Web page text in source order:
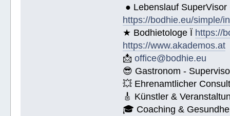
● Lebenslauf
https://bodhie.eu/simple/
★ Bodhietologe Ï https://
https://www.akademos.at
📩office@bodhie.eu
😎 Gastronom -
💥 Ehrenamtlicher
🎸 Künstler &
🎓 Coaching &